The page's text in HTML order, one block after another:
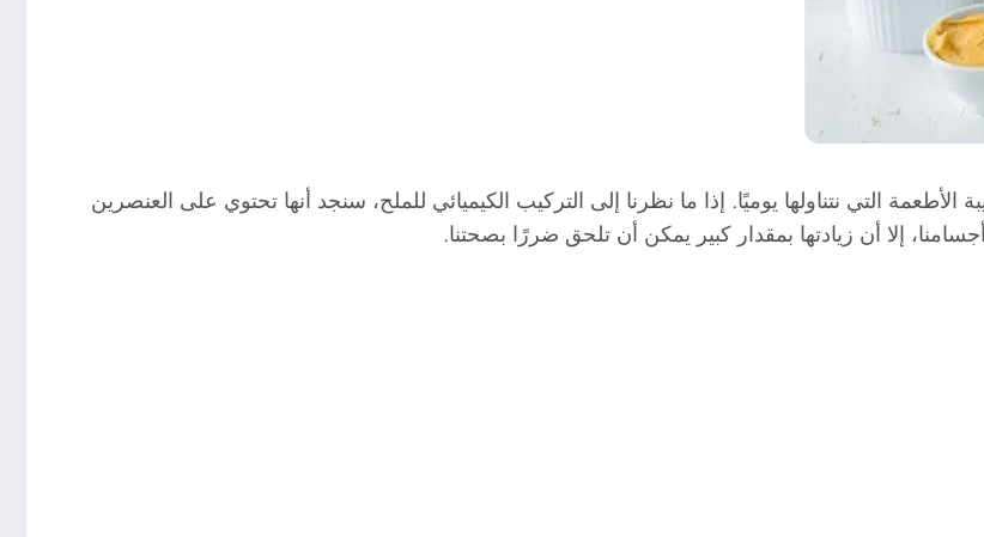
التي نتناولها يوميًا. إذا ما نظرنا إلى التركيب الكيميائي للملح، سنجد أنها تحتوي على العنصرين
إلا أن زيادتها بمقدار كبير يمكن أن تلحق ضررًا بصحتنا.